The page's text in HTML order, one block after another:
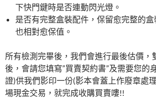
下快門鍵時是否連動閃光燈。
是否有完整盒裝配件，保留愈完整的
也相對愈保值。
所有檢測完畢後，我們會進行最後估價，
後，會請您填寫”買賣契約書”及需要您的
證)供我們影印一份(影本會蓋上作廢章處
場現金交易，就完成收購買賣嘍!!